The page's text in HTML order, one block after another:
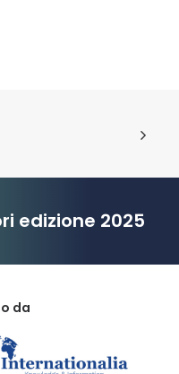
edizione 2025
da